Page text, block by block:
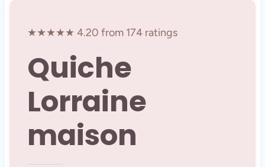
★★★★★ 4.20 from 174 ratings
Quiche
Lorraine
maison